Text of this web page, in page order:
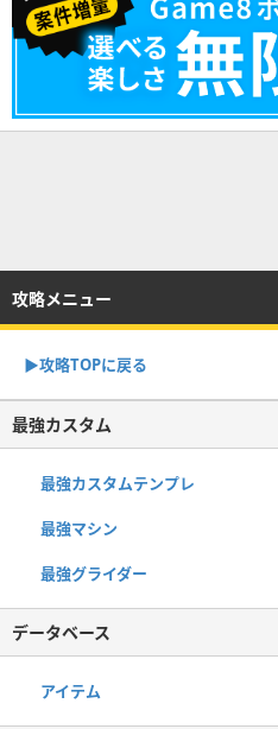
攻略メニュー
▶︎攻略TOPに戻る
最強カスタム
最強カスタムテンプレ
最強マシン
最強グライダー
データベース
アイテム